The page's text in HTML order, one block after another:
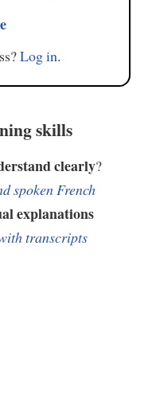
Log in.
skills
clearly?
spoken French
explanations
transcripts